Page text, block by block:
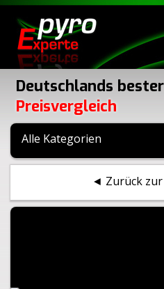
Deutschlands bester
Preisvergleich
Alle Kategorien
◄ Zurück